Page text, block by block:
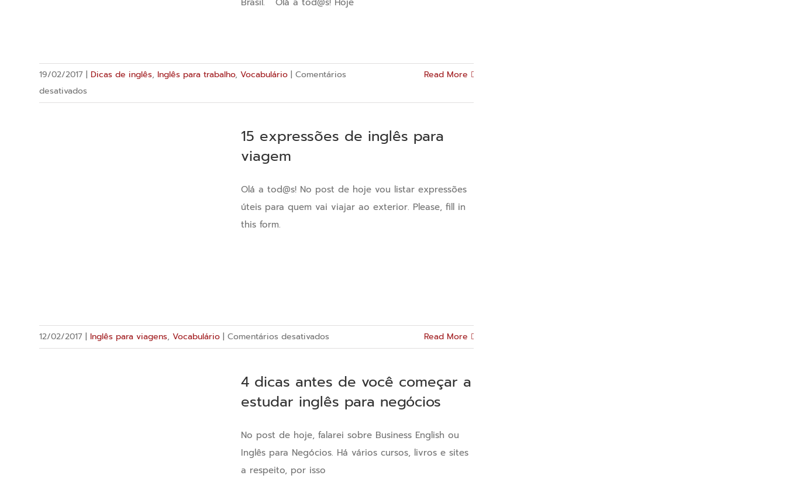
19/02/2017 | Dicas de inglês, Inglês para trabalho,Vocabulário | Comentários
desativados
Expressões
Read More
15 expressões de inglês para
viagem
Olá a tod@s! No post de hoje vou listar expressões
úteis para quem vai viajar ao exterior. Please, fill in
this form.
12/02/2017 | Inglês para viagens,Vocabulário | Comentários desativados
15
de
inglês
viagem
Read More
4 dicas antes de você começar a
estudar inglês para negócios
No post de hoje, falarei sobre Business English ou
Inglês para Negócios. Há vários cursos, livros e sites
a respeito, por isso